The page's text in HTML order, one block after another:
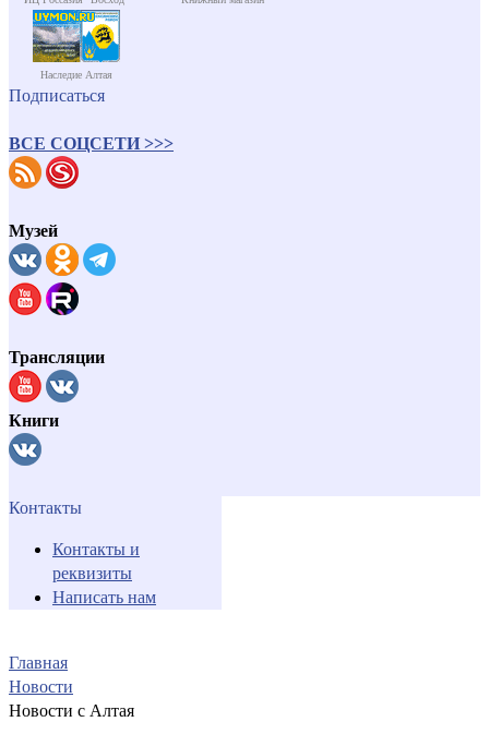
Наследие Алтая
Подписаться
ВСЕ СОЦСЕТИ >>>
Музей
Трансляции
Книги
Контакты
Контакты и
реквизиты
Написать нам
Главная
Новости
Новости с Алтая